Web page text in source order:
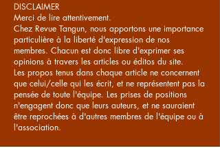
DISCLAIMER
Merci de lire attentivement.
Chez Revue Tangun, nous apportons une importance
particulière à la liberté d'expression de nos
membres. Chacun est donc libre d'exprimer ses
opinions à travers les articles ou éditos du site.
Les propos tenus dans chaque article ne concernent
que celui/celle qui les écrit, et ne représentent pas la
pensée de toute l'équipe. Les prises de positions
n'engagent donc que leurs auteurs, et ne sauraient
être reprochées à d'autres membres de l'équipe ou à
l'association.